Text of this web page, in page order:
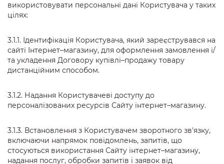
використовувати персональні дані Користувача у таких
цілях:
3.1.1. Ідентифікація Користувача, який зареєструвався на
сайті Інтернет–магазину, для оформлення замовлення і/
та укладення Договору купівлі–продажу товару
дистанційним способом.
3.1.2. Надання Користувачеві доступу до
персоналізованих ресурсів Сайту інтернет–магазину.
3.1.3. Встановлення з Користувачем зворотного зв'язку,
включаючи напрямок повідомлень, запитів, що
стосуються використання Сайту інтернет–магазину,
надання послуг, обробки запитів і заявок від